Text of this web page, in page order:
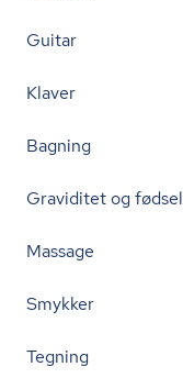
Guitar
Klaver
Bagning
Graviditet og fødsel
Massage
Smykker
Tegning